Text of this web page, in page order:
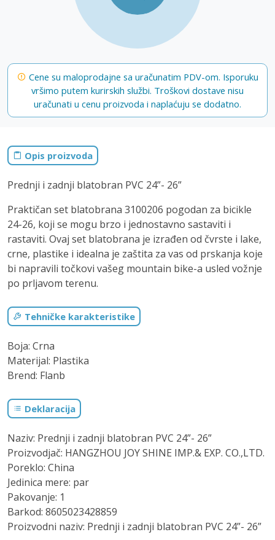
Cene su maloprodajne sa uračunatim PDV-om. Isporuku
vršimo putem kurirskih službi. Troškovi dostave nisu
uračunati u cenu proizvoda i naplaćuju se dodatno.
Opis proizvoda
Prednji i zadnji blatobran PVC 24”- 26”
Praktičan set blatobrana 3100206 pogodan za bicikle
24-26, koji se mogu brzo i jednostavno sastaviti i
rastaviti. Ovaj set blatobrana je izrađen od čvrste i lake,
crne, plastike i idealna je zaštita za vas od prskanja koje
bi napravili točkovi vašeg mountain bike-a usled vožnje
po prljavom terenu.
Tehničke karakteristike
Boja: Crna
Materijal: Plastika
Brend: Flanb
Deklaracija
Naziv: Prednji i zadnji blatobran PVC 24”- 26”
Proizvodjač: HANGZHOU JOY SHINE IMP.& EXP. CO.,LTD.
Poreklo: China
Jedinica mere: par
Pakovanje: 1
Barkod: 8605023428859
Proizvodni naziv: Prednji i zadnji blatobran PVC 24”- 26”